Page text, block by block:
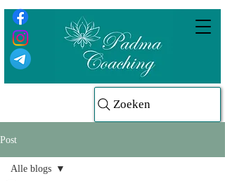
Zoeken
Post
Alle blogs